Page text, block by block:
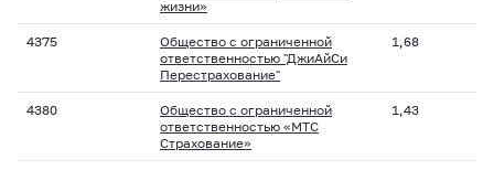
жизни»
4375
Общество с ограниченной
ответственностью "ДжиАйСи
Перестрахование"
1,68
4380
Общество с ограниченной
ответственностью «МТС
Страхование»
1,43